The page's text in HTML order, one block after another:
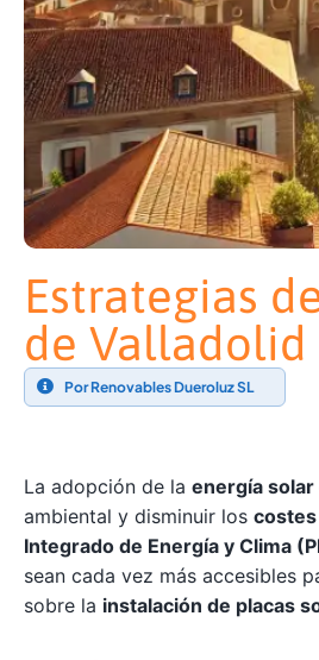
Estrategias
de Valladolid
Por Renovables Dueroluz SL
La adopción de la energía solar
ambiental y disminuir los
Integrado de Energía y Clima
sean cada vez más accesibles
sobre la instalación de placas